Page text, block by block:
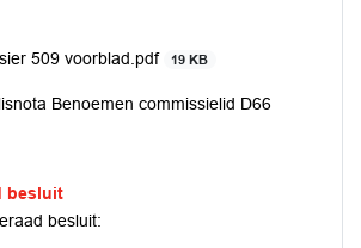
509 voorblad.pdf
19 KB
Benoemen commissielid D66
besluit
besluit: